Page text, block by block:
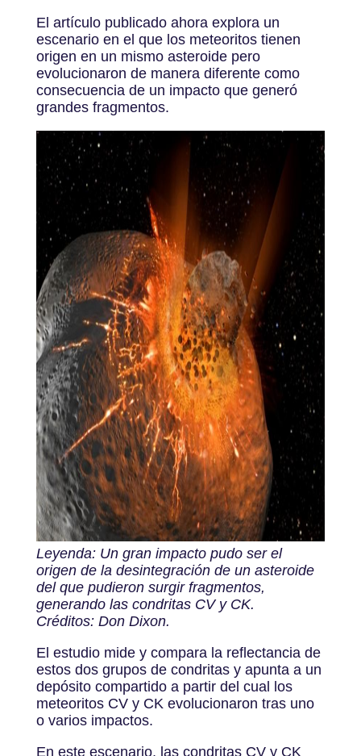
El artículo publicado ahora explora un
escenario en el que los meteoritos tienen
origen en un mismo asteroide pero
evolucionaron de manera diferente como
consecuencia de un impacto que generó
grandes fragmentos.
Leyenda: Un gran impacto pudo ser el
origen de la desintegración de un asteroide
del que pudieron surgir fragmentos,
generando las condritas CV y CK.
Créditos: Don Dixon.
El estudio mide y compara la reflectancia de
estos dos grupos de condritas y apunta a un
depósito compartido a partir del cual los
meteoritos CV y CK evolucionaron tras uno
o varios impactos.
En este escenario, las condritas CV y ​​CK